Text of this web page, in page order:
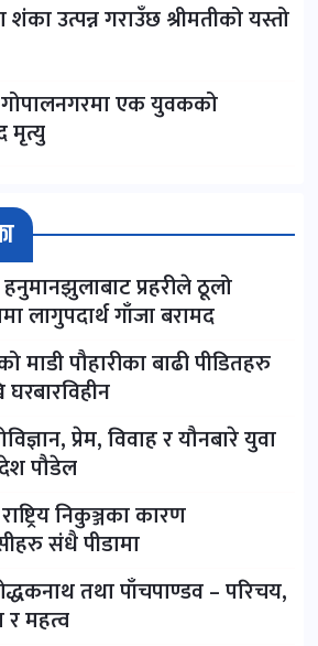
शंका उत्पन्न गराउँछ श्रीमतीको यस्तो
गोपालनगरमा एक युवकको
मृत्यु
हनुमानझुलाबाट प्रहरीले ठूलो
लागुपदार्थ गाँजा बरामद
माडी पौहारीका बाढी पीडितहरु
घरबारविहीन
प्रेम, विवाह र यौनबारे युवा
पौडेल
निकुञ्जका कारण
संधै पीडामा
तथा पाँचपाण्डव – परिचय,
महत्व